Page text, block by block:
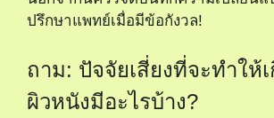
ปรึกษาแพทย์เมื่อมีข้อกังวล!
ถาม: ปัจจัยเสี่ยงที่จะทำให้เ
ผิวหนังมีอะไรบ้าง?